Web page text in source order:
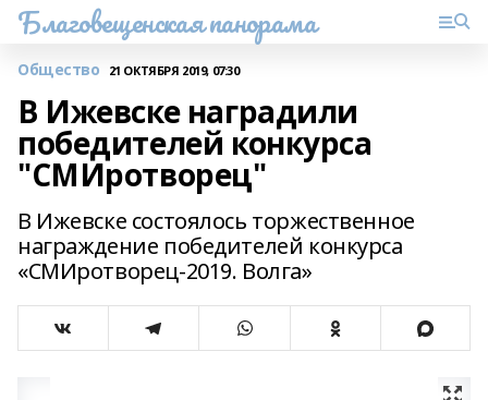
Благовещенская панорама
Общество 21 ОКТЯБРЯ 2019, 07:30
В Ижевске наградили
победителей конкурса
"СМИротворец"
В Ижевске состоялось торжественное
награждение победителей конкурса
«СМИротворец-2019. Волга»